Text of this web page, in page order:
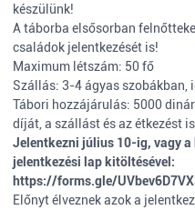
készülünk!
A táborba elsősorban
családok jelentkezését is!
Maximum létszám: 50 fő
Szállás: 3-4 ágyas szobákban,
Tábori hozzájárulás: 5000
díját, a szállást és az étkezést
Jelentkezni július 10-ig, vagy
jelentkezési lap kitöltésével:
https://forms.gle/
Előnyt élveznek azok a